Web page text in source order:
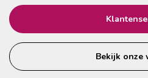
Bekijk onze